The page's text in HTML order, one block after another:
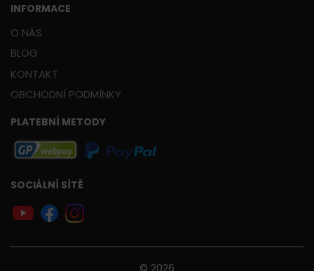
INFORMACE
O NÁS
BLOG
KONTAKT
OBCHODNÍ PODMÍNKY
PLATEBNÍ METODY
SOCIÁLNÍ SÍTĚ